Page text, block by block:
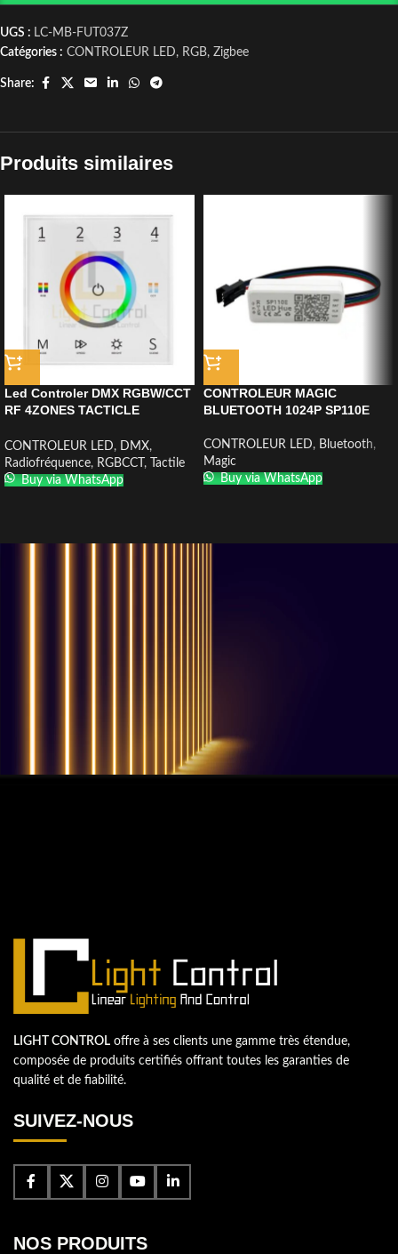
UGS : LC-MB-FUT037Z
Catégories : CONTROLEUR LED, RGB, Zigbee
Share:
Produits similaires
Led Controler DMX RGBW/CCT
RF 4ZONES TACTICLE
CONTROLEUR LED, DMX,
Radiofréquence, RGBCCT ,
Tactile
Buy via WhatsApp
CONTROLEUR MAGIC
BLUETOOTH 1024P SP110E
CONTROLEUR LED, Bluetooth,
Magic
Buy via WhatsApp
LIGHT CONTROL offre à ses clients une gamme très étendue,
composée de produits certifiés offrant toutes les garanties de
qualité et de fiabilité.
SUIVEZ-NOUS
NOS PRODUITS